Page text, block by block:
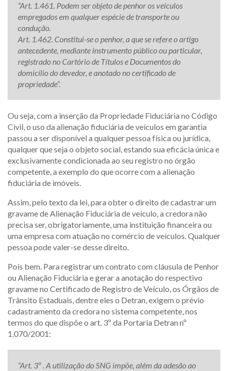
“Art. 1.461. Podem ser objeto de penhor os veículos
empregados em qualquer espécie de transporte ou
condução.
Art. 1.462. Constitui-se o penhor, a que se refere o artigo
antecedente, mediante instrumento público ou particular,
registrado no Cartório de Títulos e Documentos do
domicílio do devedor, e anotado no certificado de
propriedade”.
Ou seja, com a inserção da Propriedade Fiduciária no Código
Civil, o uso da alienação fiduciária de veículos em garantia
passou a ser disponível a qualquer pessoa física ou jurídica,
qualquer que seja o objeto social, estando sua eficácia única e
exclusivamente condicionada ao seu registro no órgão
competente, a exemplo do que ocorre com a alienação
fiduciária de imóveis.
Assim, pelo texto da lei, para obter o direito de cadastrar um
gravame de Alienação Fiduciária de veículo, a credora não
precisa ser, obrigatoriamente, uma instituição financeira ou
uma empresa com atuação no comércio de veículos. Qualquer
pessoa pode valer-se desse direito.
Pois bem. Para registrar um contrato com cláusula de Penhor
ou Alienação Fiduciária e gerar a anotação do respectivo
gravame no Certificado de Registro de Veículo, os Órgãos de
Trânsito Estaduais, dentre eles o Detran, exigem o prévio
cadastramento da credora no sistema competente, nos
termos do que dispõe o art. 3º da Portaria Detran nº
1.070/2001:
“Art. 3º . A utilização do SNG impõe, além da adesão ao